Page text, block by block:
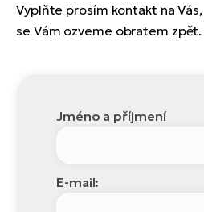
Vyplňte prosím kontakt na
se Vám ozveme obratem zpět.
Jméno a příjmení
E-mail: